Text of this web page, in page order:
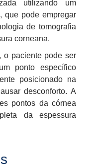
utilizando um
que pode empregar
de tomografia
corneana.
o paciente pode ser
ponto específico
posicionado na
desconforto. A
pontos da córnea
da espessura